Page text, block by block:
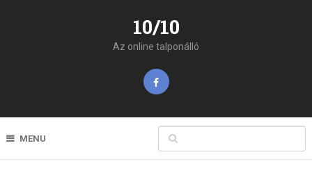
10/10
Az online talponálló
MENU